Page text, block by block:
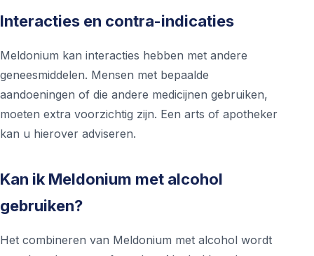
Interacties en contra-indicaties
Meldonium kan interacties hebben met andere
geneesmiddelen. Mensen met bepaalde
aandoeningen of die andere medicijnen gebruiken,
moeten extra voorzichtig zijn. Een arts of apotheker
kan u hierover adviseren.
Kan ik Meldonium met alcohol
gebruiken?
Het combineren van Meldonium met alcohol wordt